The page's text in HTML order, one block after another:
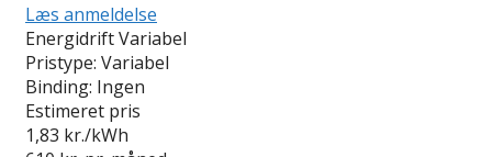
Læs anmeldelse
Energidrift Variabel
Pristype: Variabel
Binding: Ingen
Estimeret pris
1,83 kr./kWh